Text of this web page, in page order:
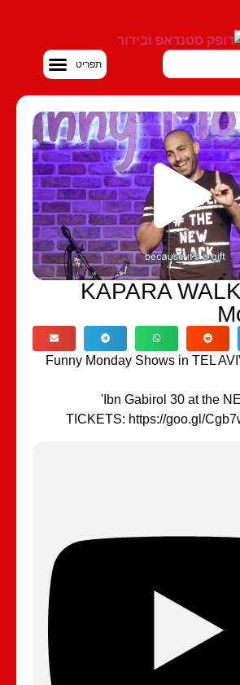
KAPARA
Funny Monday Shows in
Ibn Gabirol 30
TICKETS: https://